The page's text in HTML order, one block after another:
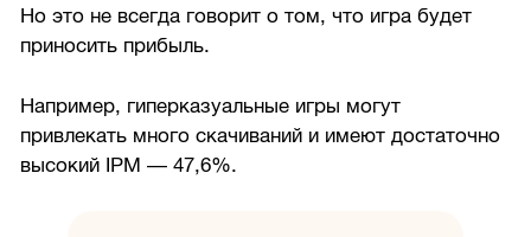
Но это не всегда говорит о том, что игра будет
приносить прибыль.
Например, гиперказуальные игры могут
привлекать много скачиваний и имеют достаточно
высокий IPM — 47,6%.